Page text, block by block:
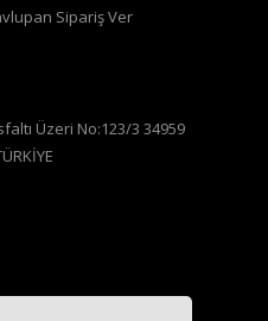
Üzeri No:123/3 34959